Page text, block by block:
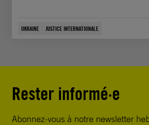
UKRAINE JUSTICE INTERNATIONALE
Rester informé·e
Abonnez-vous à notre newsletter